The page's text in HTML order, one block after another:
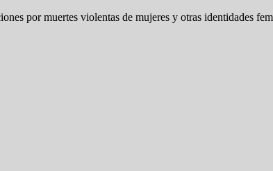
por muertes violentas de mujeres y otras identidades